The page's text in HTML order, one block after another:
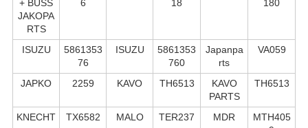
+ BUSS
JAKOPA
RTS
6 18 180
ISUZU
5861353
76
ISUZU
5861353
760
Japanpa
rts
VA059
JAPKO 2259 KAVO TH6513
KAVO
PARTS
TH6513
KNECHT TX6582 MALO TER237 MDR
MTH405